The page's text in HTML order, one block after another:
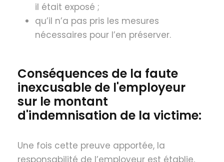
il était exposé ;
qu’il n’a pas pris les mesures
nécessaires pour l’en préserver.
Conséquences de la faute
inexcusable de l'employeur
sur le montant
d'indemnisation de la victime:
Une fois cette preuve apportée, la